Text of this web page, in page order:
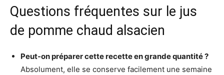
Questions fréquentes sur le jus
de pomme chaud alsacien
Peut-on préparer cette recette en grande quantité ?
Absolument, elle se conserve facilement une semaine